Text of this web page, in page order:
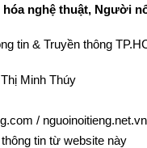
nghệ thuật, Người
tin & Truyền thông
Minh Thúy
/ nguoinoitieng.net.vn
thông tin từ website này